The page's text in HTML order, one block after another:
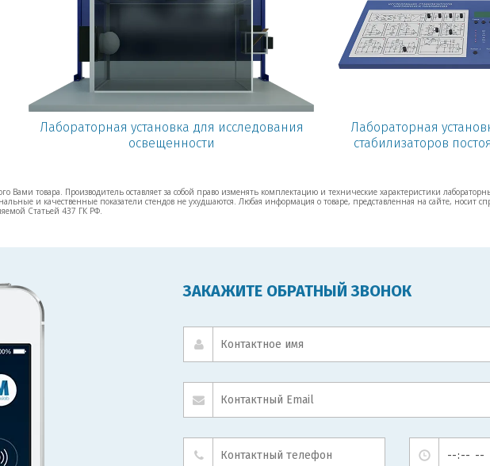
Лабораторная установка для исследования
освещенности
Лабораторная
стабилизаторов
Вами товара. Производитель оставляет за собой право изменять комплектацию и технические характеристики
и качественные показатели стендов не ухудшаются. Любая информация о товаре, представленная на сайте, носит
Статьей 437 ГК РФ.
ЗАКАЖИТЕ ОБРАТНЫЙ ЗВОНОК